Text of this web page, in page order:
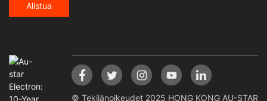
Alistua
© Tekijänoikeudet 2025 HONG KONG AU-STAR